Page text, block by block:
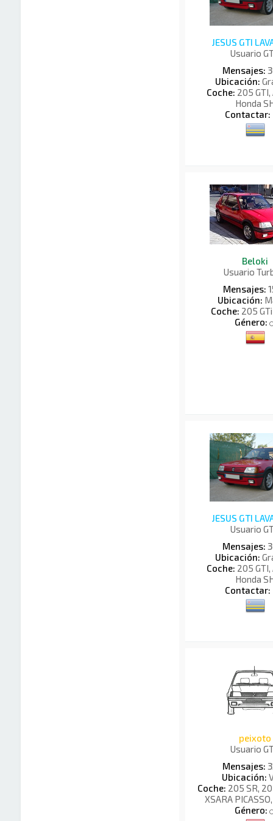
JESUS GTI
Usuario
Mensajes:
Ubicación:
Coche: 205 GTI,
Honda
Contactar:
Beloki
Usuario
Mensajes:
Ubicación:
Coche: 205
Género:
JESUS GTI
Usuario
Mensajes:
Ubicación:
Coche: 205 GTI,
Honda
Contactar:
peixoto
Usuario
Mensajes:
Ubicación:
Coche: 205 SR,
XSARA
Género: